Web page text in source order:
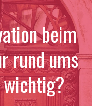
beim
rund ums